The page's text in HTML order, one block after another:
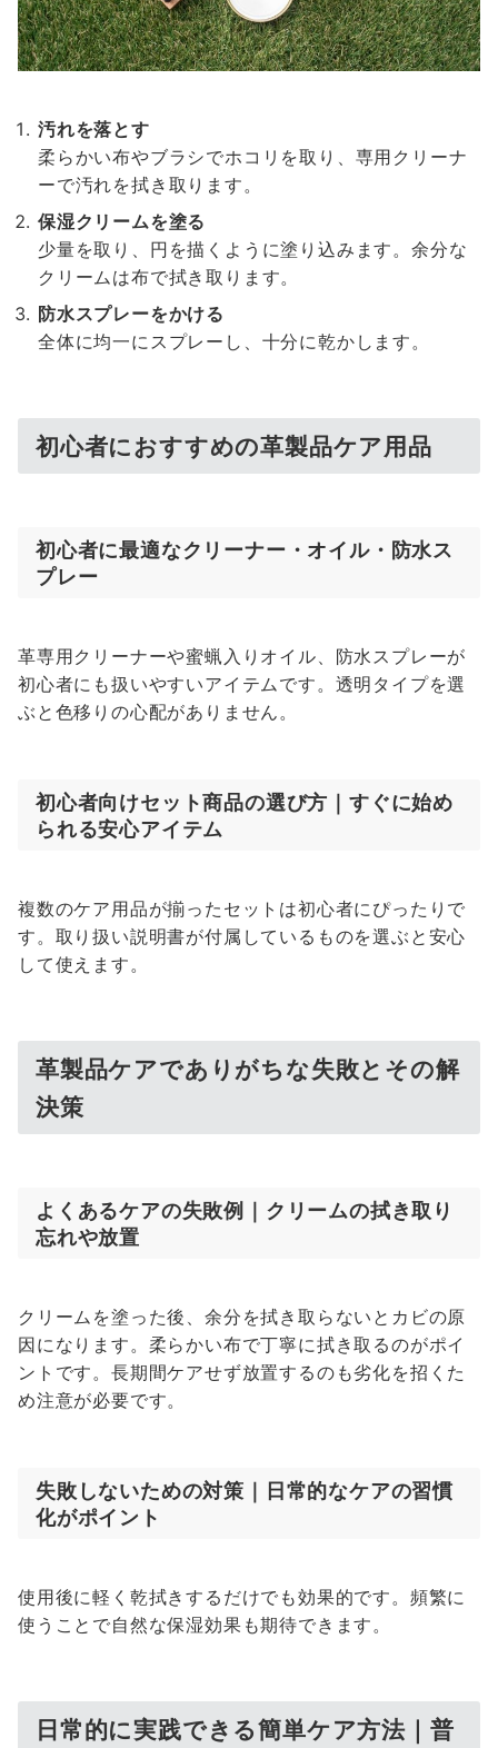
汚れを落とす
柔らかい布やブラシでホコリを取り、専用クリーナ
ーで汚れを拭き取ります。
保湿クリームを塗る
少量を取り、円を描くように塗り込みます。余分な
クリームは布で拭き取ります。
防水スプレーをかける
全体に均一にスプレーし、十分に乾かします。
初心者におすすめの革製品ケア用品
初心者に最適なクリーナー・オイル・防水ス
プレー
革専用クリーナーや蜜蝋入りオイル、防水スプレーが
初心者にも扱いやすいアイテムです。透明タイプを選
ぶと色移りの心配がありません。
初心者向けセット商品の選び方｜すぐに始め
られる安心アイテム
複数のケア用品が揃ったセットは初心者にぴったりで
す。取り扱い説明書が付属しているものを選ぶと安心
して使えます。
革製品ケアでありがちな失敗とその解
決策
よくあるケアの失敗例｜クリームの拭き取り
忘れや放置
クリームを塗った後、余分を拭き取らないとカビの原
因になります。柔らかい布で丁寧に拭き取るのがポイ
ントです。長期間ケアせず放置するのも劣化を招くた
め注意が必要です。
失敗しないための対策｜日常的なケアの習慣
化がポイント
使用後に軽く乾拭きするだけでも効果的です。頻繁に
使うことで自然な保湿効果も期待できます。
日常的に実践できる簡単ケア方法｜普